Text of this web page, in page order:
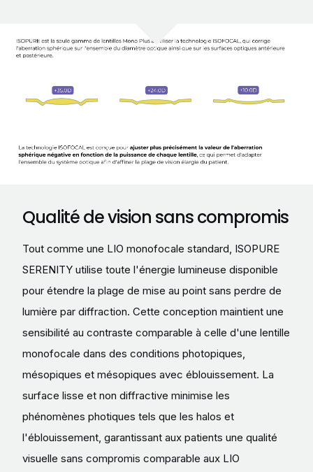
Qualité de vision sans compromis
Tout comme une LIO monofocale standard, ISOPURE
SERENITY utilise toute l'énergie lumineuse disponible
pour étendre la plage de mise au point sans perdre de
lumière par diffraction. Cette conception maintient une
sensibilité au contraste comparable à celle d'une lentille
monofocale dans des conditions photopiques,
mésopiques et mésopiques avec éblouissement. La
surface lisse et non diffractive minimise les
phénomènes photiques tels que les halos et
l'éblouissement, garantissant aux patients une qualité
visuelle sans compromis comparable aux LIO